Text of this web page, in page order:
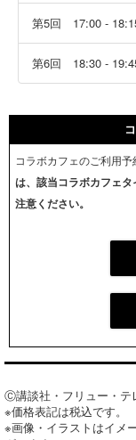
第5回 17:00 -
第6回 18:30 -
コラボカフェのご利用予
は、該当コラボカフェ
注意ください。
Ⓒ講談社・フリュー・テ
※価格表記は税込です。
※画像・イラストはイメ